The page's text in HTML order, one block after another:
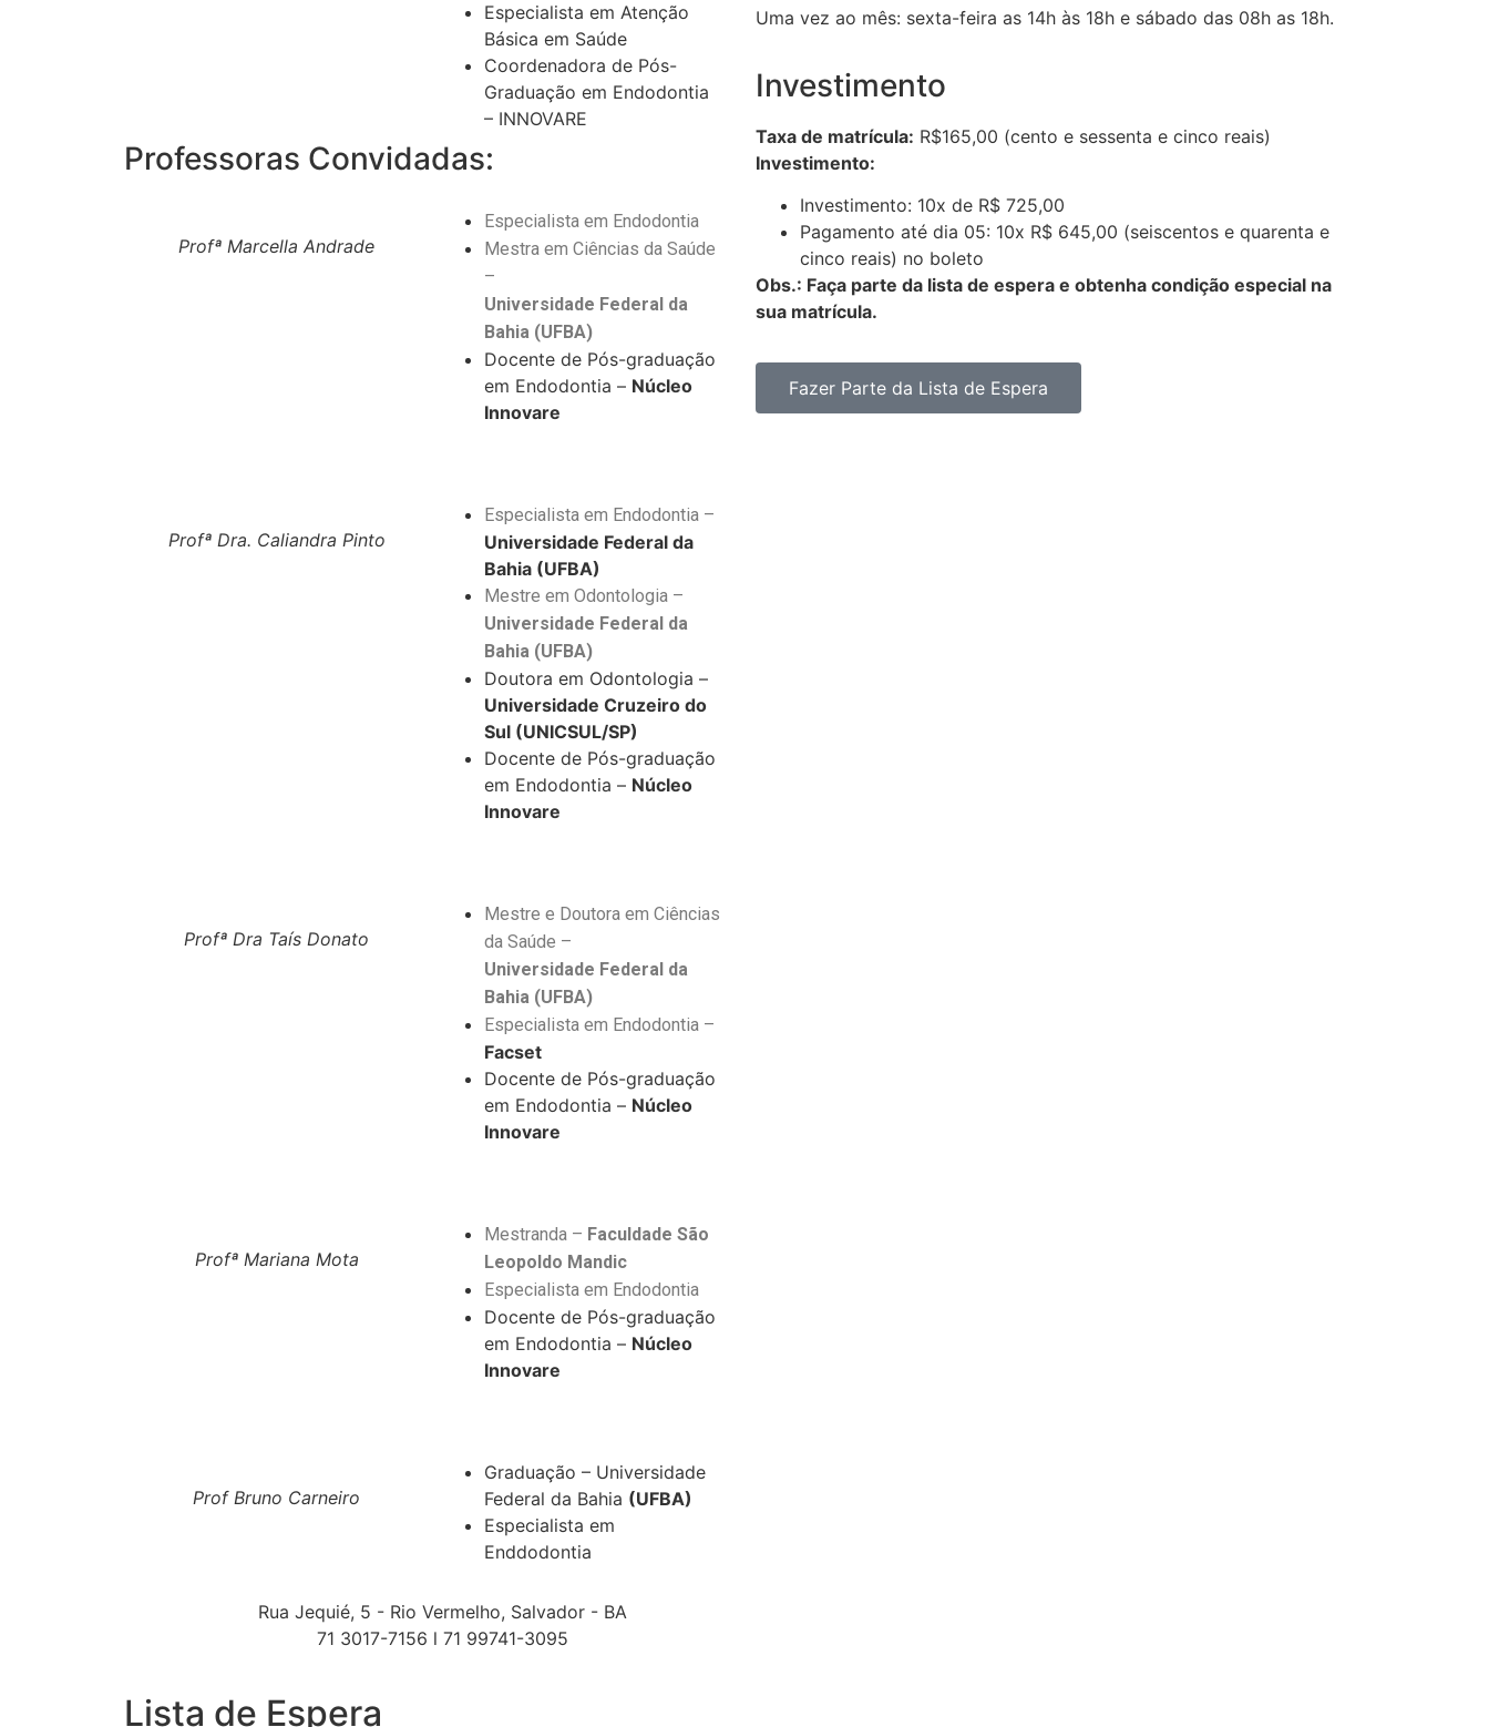
Especialista em Atenção
Básica em Saúde
Coordenadora de Pós-
Graduação em Endodontia
– INNOVARE
Professoras Convidadas:
Profª Marcella Andrade
Especialista em Endodontia
Mestra em Ciências da Saúde
–
Universidade Federal da
Bahia (UFBA)
Docente de Pós-graduação
em Endodontia – Núcleo
Innovare
Profª Dra. Caliandra Pinto
Especialista em Endodontia –
Universidade Federal da
Bahia (UFBA)
Mestre em Odontologia –
Universidade Federal da
Bahia (UFBA)
Doutora em Odontologia –
Universidade Cruzeiro do
Sul (UNICSUL/SP)
Docente de Pós-graduação
em Endodontia – Núcleo
Innovare
Profª Dra Taís Donato
Mestre e Doutora em Ciências
da Saúde –
Universidade Federal da
Bahia (UFBA)
Especialista em Endodontia –
Facset
Docente de Pós-graduação
em Endodontia – Núcleo
Innovare
Profª Mariana Mota
Mestranda – Faculdade São
Leopoldo Mandic
Especialista em Endodontia
Docente de Pós-graduação
em Endodontia – Núcleo
Innovare
Prof Bruno Carneiro
Graduação – Universidade
Federal da Bahia (UFBA)
Especialista em
Enddodontia
Uma vez ao mês: sexta-feira as 14h às 18h e sábado das 08h as 18h.
Investimento
Taxa de matrícula: R$165,00 (cento e sessenta e cinco reais)
Investimento:
Investimento: 10x de R$ 725,00
Pagamento até dia 05: 10x R$ 645,00 (seiscentos e quarenta e
cinco reais) no boleto
Obs.: Faça parte da lista de espera e obtenha condição especial na
sua matrícula.
Fazer Parte da Lista de Espera
Rua Jequié, 5 - Rio Vermelho, Salvador - BA
71 3017-7156 l 71 99741-3095
Lista de Espera